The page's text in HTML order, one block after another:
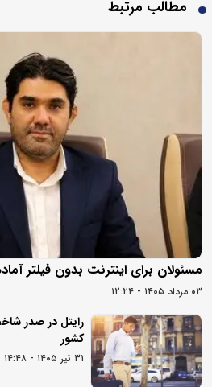
مطالب مرتبط
مسئولان برای اینترنت بدون فیلتر
۰۳ مرداد ۱۴۰۵ - ۱۲:۲۴
رایتل در صدر
کشور
۳۱ تیر ۱۴۰۵ - ۱۴:۴۸